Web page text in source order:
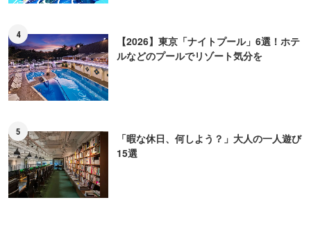
4
【2026】東京「ナイトプール」6選！ホテ
ルなどのプールでリゾート気分を
5
「暇な休日、何しよう？」大人の一人遊び
15選